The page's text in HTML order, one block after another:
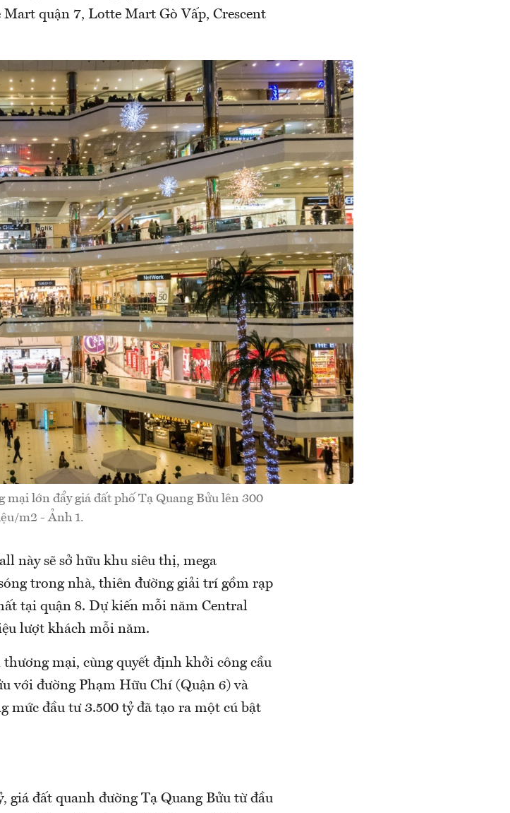
quận 7, Lotte Mart Gò Vấp, Crescent
lớn đẩy giá đất phố Tạ Quang Bửu lên 300
m2 - Ảnh 1.
này sẽ sở hữu khu siêu thị, mega
trong nhà, thiên đường giải trí gồm rạp
tại quận 8. Dự kiến mỗi năm Central
lượt khách mỗi năm.
mại, cùng quyết định khởi công cầu
với đường Phạm Hữu Chí (Quận 6) và
mức đầu tư 3.500 tỷ đã tạo ra một cú bật
giá đất quanh đường Tạ Quang Bửu từ đầu